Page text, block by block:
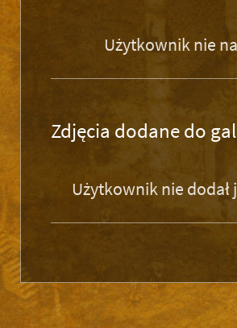
Użytkownik nie
Zdjęcia dodane do
Użytkownik nie dodał